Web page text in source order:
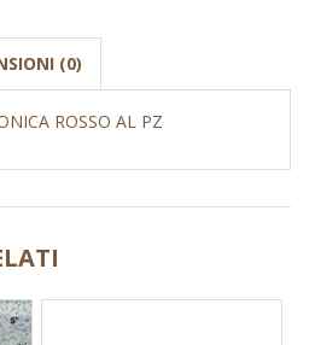
(0)
ROSSO AL PZ